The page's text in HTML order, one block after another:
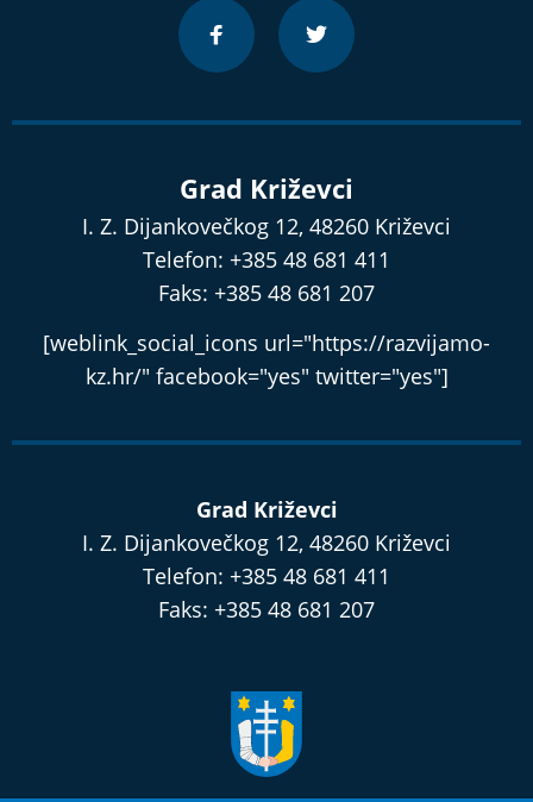
Grad Križevci
I. Z. Dijankovečkog 12, 48260 Križevci
Telefon: +385 48 681 411
Faks: +385 48 681 207
[weblink_social_icons url="https://razvijamo-
kz.hr/" facebook="yes" twitter="yes"]
Grad Križevci
I. Z. Dijankovečkog 12, 48260 Križevci
Telefon: +385 48 681 411
Faks: +385 48 681 207